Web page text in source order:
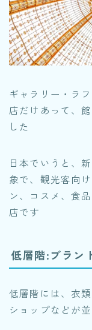
ギャラリー・ラ
店だけあって、
した
日本でいうと、
象で、観光客向
ン、コスメ、食
店です
低層階:ブラン
低層階には、衣
ショップなどが